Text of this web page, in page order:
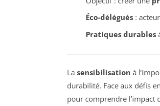
Éco-délégués:
Pratiques durables
La sensibilisation à
durabilité. Face aux défis
pour comprendre l’impact